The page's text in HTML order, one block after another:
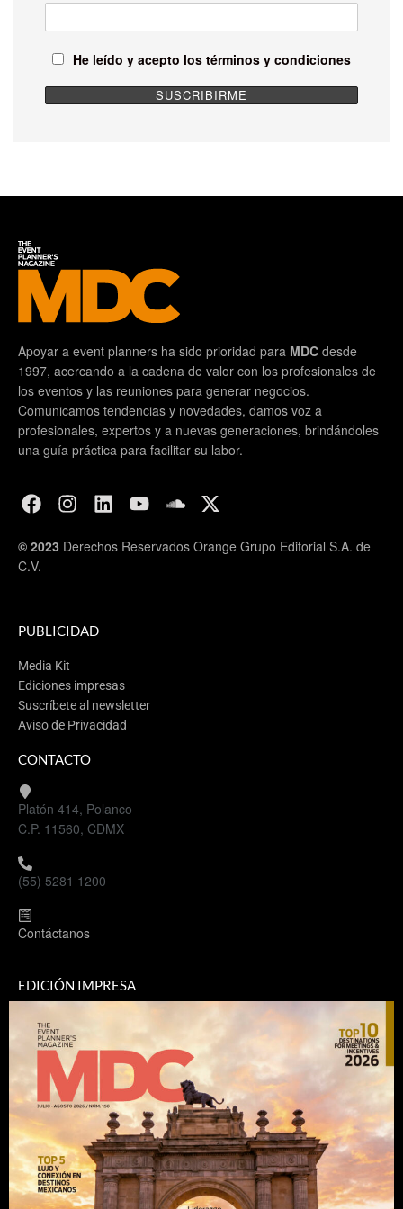
Martin Eade, Vibe, empresa proveedora
de tecnología de búsqueda y reserva de
viajes.
belverapartners
He leído y acepto los términos y condiciones
Apoyar a event planners ha sido prioridad para MDC desde
1997, acercando a la cadena de valor con los profesionales de
los eventos y las reuniones para generar negocios.
Comunicamos tendencias y novedades, damos voz a
profesionales, expertos y a nuevas generaciones, brindándoles
una guía práctica para facilitar su labor.
© 2023 Derechos Reservados Orange Grupo Editorial S.A. de
C.V.
PUBLICIDAD
Media Kit
Ediciones impresas
Suscríbete al newsletter
Aviso de Privacidad
CONTACTO
Platón 414, Polanco
C.P. 11560, CDMX
(55) 5281 1200
Contáctanos
EDICIÓN IMPRESA